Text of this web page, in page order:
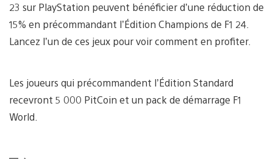
23 sur PlayStation peuvent bénéficier d’une réduction de
15% en précommandant l’Édition Champions de F1 24.
Lancez l’un de ces jeux pour voir comment en profiter.
Les joueurs qui précommandent l’Édition Standard
recevront 5 000 PitCoin et un pack de démarrage F1
World.